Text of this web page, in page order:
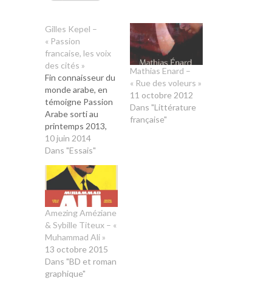
Gilles Kepel –
« Passion
francaise, les voix
des cités »
Fin connaisseur du
monde arabe, en
témoigne Passion
Arabe sorti au
printemps 2013,
Gilles Kepel,
professeur à
est également un
témoin attentif
des agitations de
l'Hexagone. Son
livre Quatre-vingt-
treize explorait les
différents aspects
de l'Islam de
France. A travers
10 juin 2014
Dans "Essais"
Mathias Enard –
« Rue des voleurs »
11 octobre 2012
Dans "Littérature
française"
Amezing Améziane
& Sybille Titeux – «
Muhammad Ali »
13 octobre 2015
Dans "BD et roman
graphique"